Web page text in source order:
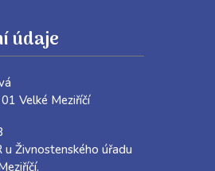
údaje
01 Velké Meziříčí
u Živnostenského úřadu